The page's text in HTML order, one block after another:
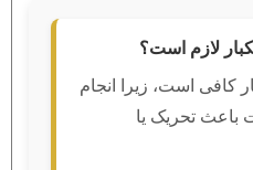
لازم است؟
کافی است، زیرا انجام
تحریک یا